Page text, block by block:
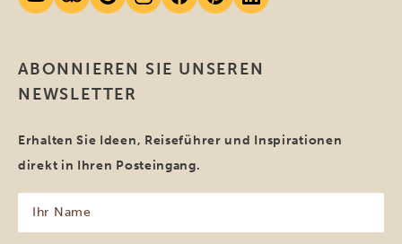
ABONNIEREN SIE UNSEREN
NEWSLETTER
Erhalten Sie Ideen, Reiseführer und Inspirationen
direkt in Ihren Posteingang.
Name
(erforderlich)